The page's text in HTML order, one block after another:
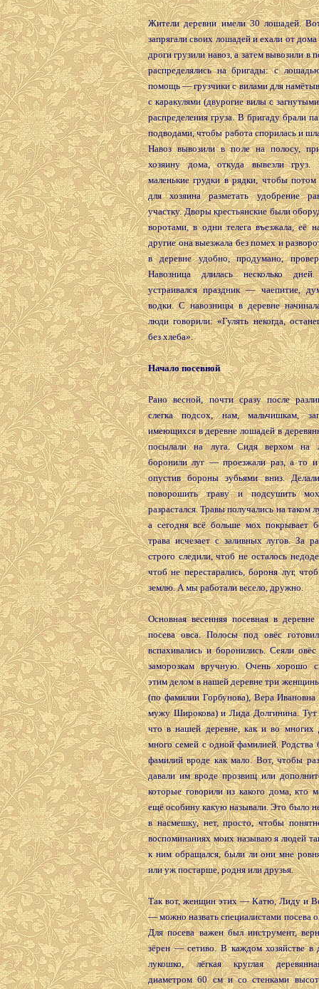
Жители деревни имели 30 лошадей.
запрягали своих лошадей и ехали от дома
дроги грузили навоз, а затем вывозили в
распределялись на бригады: с
помощь — грузчики с вилами для
с каракулями (двурогие вилы с
распределения груза. В бригаду брали
подводами, чтобы работа спорилась и
Навоз вывозили в поле на полосу,
хозяину дома, откуда вывезли груз.
маленькие грудки в рядки, чтобы
для хозяина разметать удобрение
участку. Дворы крестьянские были
воротами, в одни телега въезжала, её
другие она выезжала без помех и
в деревне удобно, продумано,
Навозница длилась несколько
устраивался праздник — чаепитие,
водки. С навозницы в деревне
люди говорили: «Гулять некогда,
без хлеба».
Начало посевной
Рано весной, почти сразу после
слегка подсох, нам, мальчишкам,
имеющихся в деревне лошадей в
посылали на луга. Сидя верхом на
боронили луг — проезжали раз, а то и
опустив бороны зубьями вниз.
поворошить траву и подсушить
разрастался. Травы получались на таком
а сегодня всё больше мох покрывает
трава исчезает с заливных лугов. За
строго следили, чтоб не осталось
чтоб не перестарались, бороня луг,
землю. А мы работали весело, дружно.
Основная весенняя посевная в деревне
посева овса. Полосы под овёс
вспахивались и боронились. Сеяли
заморозкам вручную. Очень хорошо
этим делом в нашей деревне три
(по фамилии Горбунова), Вера Ивановна
мужу Широкова) и Лида Долгинина. Тут
что в нашей деревне, как и во многих
много семей с одной фамилией. Родства
фамилий вроде как мало. Вот, чтобы
давали им вроде прозвищ или
которые говорили из какого дома, кто
ещё особину какую называли. Это было
в насмешку, нет, просто, чтобы
воспоминаниях моих называю я людей
к ним обращался, были ли они мне
или уж постарше, родня или друзья.
Так вот, женщин этих — Катю, Лиду и
— можно назвать специалистами посева
Для посева важен был инструмент,
зёрен — сетиво. В каждом хозяйстве в
лукошко, лёгкая круглая
диаметром 60 см и со стенками